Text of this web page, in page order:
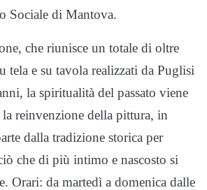
Sociale di Mantova.
che riunisce un totale di oltre
tela e su tavola realizzati da Puglisi
la spiritualità del passato viene
la reinvenzione della pittura, in
dalla tradizione storica per
che di più intimo e nascosto si
Orari: da martedì a domenica dalle